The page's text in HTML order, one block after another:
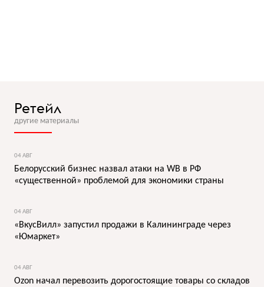
Ретейл
другие материалы
04 АВГ
Белорусский бизнес назвал атаки на WB в РФ
«существенной» проблемой для экономики страны
04 АВГ
«ВкусВилл» запустил продажи в Калининграде через
«Юмаркет»
04 АВГ
Ozon начал перевозить дорогостоящие товары со складов